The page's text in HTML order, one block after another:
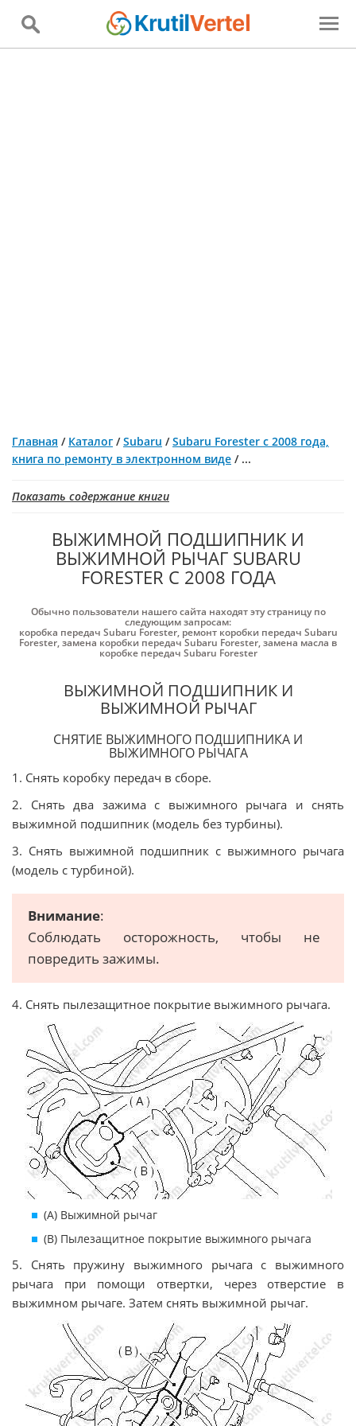
Главная / Каталог /Subaru /Subaru Forester с 2008 года,
книга по ремонту в электронном виде / ...
Показать содержание книги
ВЫЖИМНОЙ ПОДШИПНИК И
ВЫЖИМНОЙ РЫЧАГ SUBARU
FORESTER С 2008 ГОДА
Обычно пользователи нашего сайта находят эту страницу по
следующим запросам:
коробка передач Subaru Forester, ремонт коробки передач Subaru
Forester,замена коробки передач Subaru Forester,замена масла в
коробке передач Subaru Forester
ВЫЖИМНОЙ ПОДШИПНИК И
ВЫЖИМНОЙ РЫЧАГ
СНЯТИЕ ВЫЖИМНОГО ПОДШИПНИКА И
ВЫЖИМНОГО РЫЧАГА
1. Снять коробку передач в сборе.
2. Снять два зажима с выжимного рычага и снять
выжимной подшипник (модель без турбины).
3. Снять выжимной подшипник с выжимного рычага
(модель с турбиной).
Внимание:
Соблюдать осторожность, чтобы не
повредить зажимы.
4. Снять пылезащитное покрытие выжимного рычага.
(А) Выжимной рычаг
(В) Пылезащитное покрытие выжимного рычага
5. Снять пружину выжимного рычага с выжимного
рычага при помощи отвертки, через отверстие в
выжимном рычаге. Затем снять выжимной рычаг.